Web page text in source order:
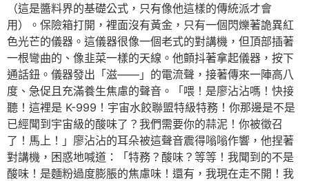
（這是醬料界的基礎公式，只有像他這樣的傳統派才會
用）。保險箱打開，裡面沒有黃金，只有一個閃爍著詭異紅
色光芒的儀器。這儀器很像一個老式的對講機，但頂部插著
一根彎曲的、像韭菜一樣的天線。他顫抖著拿起儀器，按下
通話鈕。儀器發出「滋——」的電流聲，接著傳來一陣高八
度、急促且充滿養生焦慮的聲音。「喂！是廖沾沾嗎！快接
聽！這裡是 K-999！宇宙水餃聯盟特級特務！你那邊是不是
已經聞到宇宙級的酸味了？我們需要你的蒜泥！你被徵召
了！馬上！」廖沾沾的耳朵被這聲音震得嗡嗡作響，他捏著
對講機，困惑地喊道：「特務？酸味？等等！我聞到的不是
酸味！是麵粉過度膨脹的焦慮味！還有，我現在走不開！我